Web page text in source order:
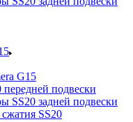
G15
подвески
SS20 задней подвески
SS20